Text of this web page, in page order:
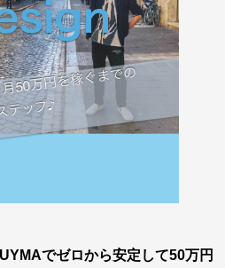
でゼロから安定して50万円